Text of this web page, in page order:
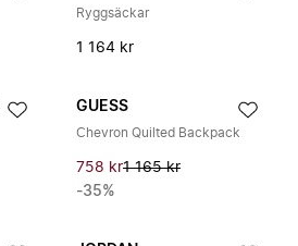
Ryggsäckar
1 164 kr
GUESS
Chevron Quilted Backpack
758 kr1 165 kr
-35%